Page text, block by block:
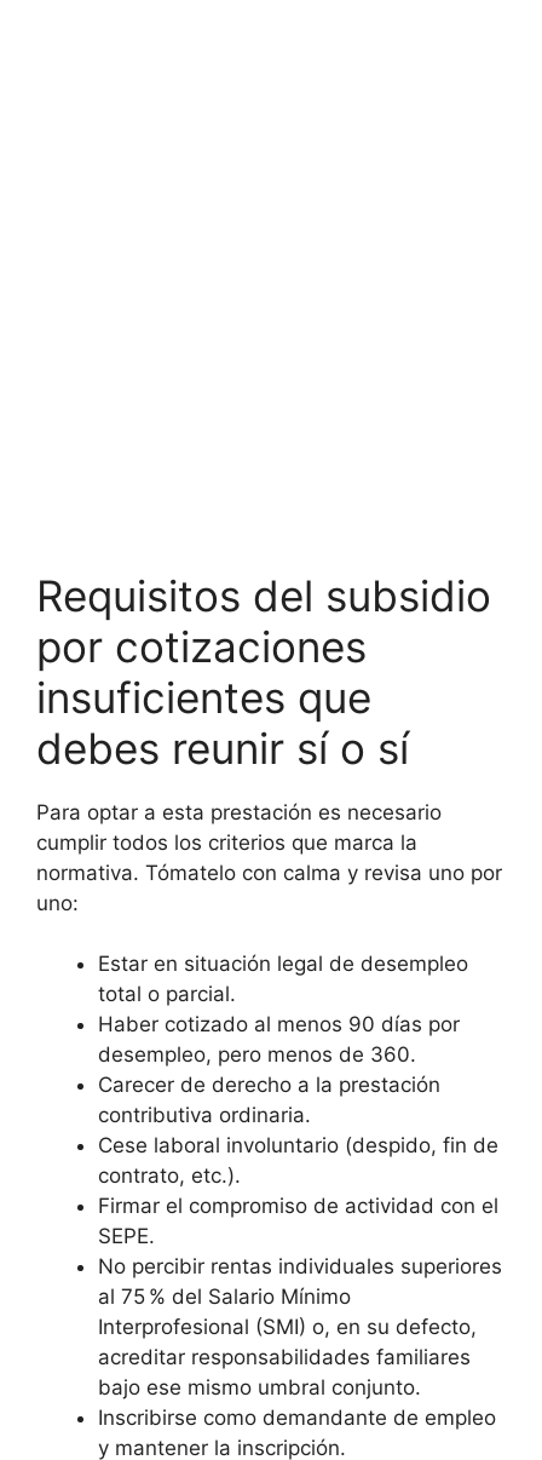
Requisitos del subsidio
por cotizaciones
insuficientes que
debes reunir sí o sí
Para optar a esta prestación es necesario
cumplir todos los criterios que marca la
normativa. Tómatelo con calma y revisa uno por
uno:
Estar en situación legal de desempleo
total o parcial.
Haber cotizado al menos 90 días por
desempleo, pero menos de 360.
Carecer de derecho a la prestación
contributiva ordinaria.
Cese laboral involuntario (despido, fin de
contrato, etc.).
Firmar el compromiso de actividad con el
SEPE.
No percibir rentas individuales superiores
al 75 % del Salario Mínimo
Interprofesional (SMI) o, en su defecto,
acreditar responsabilidades familiares
bajo ese mismo umbral conjunto.
Inscribirse como demandante de empleo
y mantener la inscripción.